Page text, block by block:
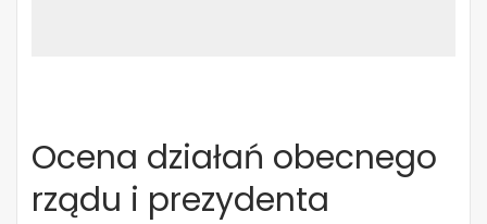
Ocena działań obecnego
rządu i prezydenta